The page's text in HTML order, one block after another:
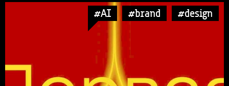
#AI #brand #design